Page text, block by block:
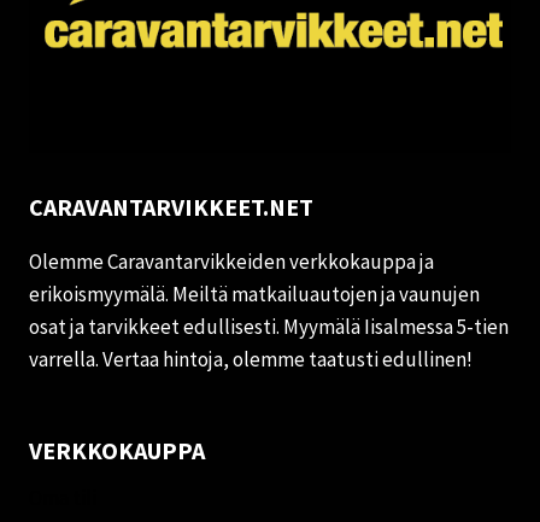
CARAVANTARVIKKEET.NET
Olemme Caravantarvikkeiden verkkokauppa ja
erikoismyymälä. Meiltä matkailuautojen ja vaunujen
osat ja tarvikkeet edullisesti. Myymälä Iisalmessa 5-tien
varrella. Vertaa hintoja, olemme taatusti edullinen!
VERKKOKAUPPA